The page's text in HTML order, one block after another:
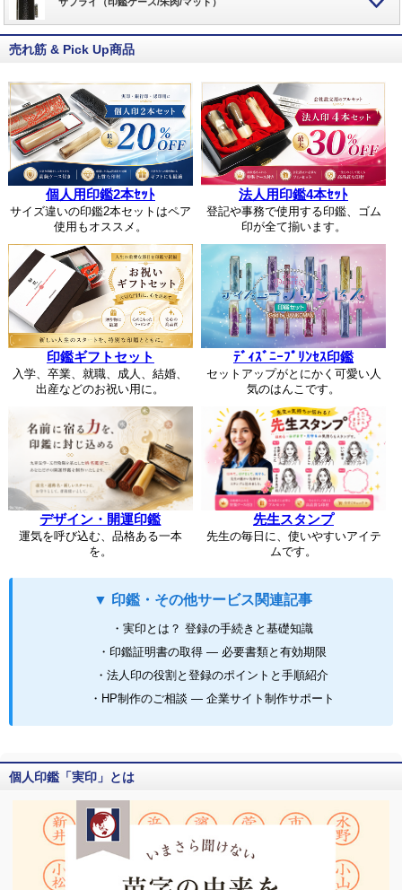
売れ筋 & Pick Up商品
個人用印鑑2本ｾｯﾄ
サイズ違いの印鑑2本セットはペア
使用もオススメ。
法人用印鑑4本ｾｯﾄ
登記や事務で使用する印鑑、ゴム
印が全て揃います。
印鑑ギフトセット
入学、卒業、就職、成人、結婚、
出産などのお祝い用に。
ﾃﾞｨｽﾞﾆｰﾌﾟﾘﾝｾｽ印鑑
セットアップがとにかく可愛い人
気のはんこです。
デザイン・開運印鑑
運気を呼び込む、品格ある一本
を。
先生スタンプ
先生の毎日に、使いやすいアイテ
ムです。
▼ 印鑑・その他サービス関連記事
・実印とは？ 登録の手続きと基礎知識
・印鑑証明書の取得 ― 必要書類と有効期限
・法人印の役割と登録のポイントと手順紹介
・HP制作のご相談 ― 企業サイト制作サポート
個人印鑑「実印」とは